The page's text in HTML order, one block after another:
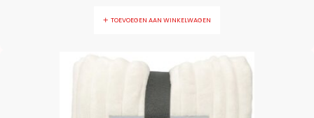
TOEVOEGEN AAN WINKELWAGEN